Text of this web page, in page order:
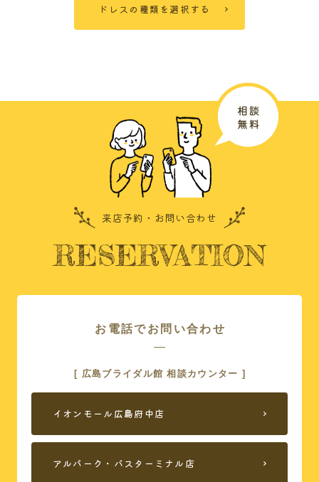
ドレスの種類を選択する
来店予約・お問い合わせ
RESERVATION
お電話でお問い合わせ
[ 広島ブライダル館 相談カウンター ]
イオンモール広島府中店
アルパーク・バスターミナル店